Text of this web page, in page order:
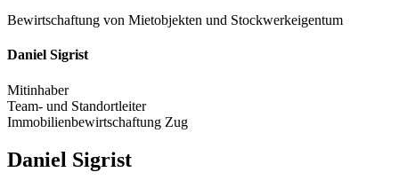
Bewirtschaftung von Mietobjekten und Stockwerkeigentum
Daniel Sigrist
Mitinhaber
Team- und Standortleiter
Immobilienbewirtschaftung Zug
Daniel Sigrist